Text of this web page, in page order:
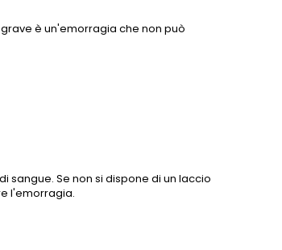
è un'emorragia che non può
sangue. Se non si dispone di un laccio
l'emorragia.